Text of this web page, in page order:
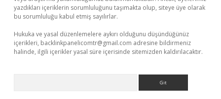
yazdıkları içeriklerin sorumluluğunu taşımakta olup, siteye üye olarak
bu sorumluluğu kabul etmiş sayılırlar.
Hukuka ve yasal düzenlemelere aykırı olduğunu düşündüğünüz
içerikleri, backlinkpanelicomtr@gmail.com adresine bildirmeniz
halinde, ilgili içerikler yasal süre içerisinde sitemizden kaldırılacaktır.